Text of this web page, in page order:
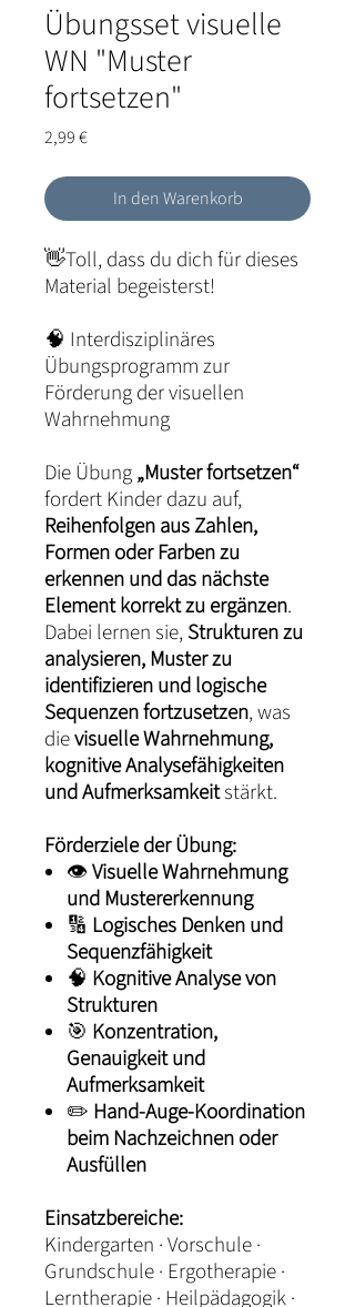
Übungsset visuelle
WN "Muster
fortsetzen"
2,99 €Preis
In den Warenkorb
👋Toll, dass du dich für dieses
Material begeisterst!
🧠 Interdisziplinäres
Übungsprogramm zur
Förderung der visuellen
Wahrnehmung
Die Übung„Muster fortsetzen“
fordert Kinder dazu auf,
Reihenfolgen aus Zahlen,
Formen oder Farben zu
erkennen und das nächste
Element korrekt zu ergänzen.
Dabei lernen sie, Strukturen zu
analysieren, Muster zu
identifizieren und logische
Sequenzen fortzusetzen, was
dievisuelle Wahrnehmung,
kognitive Analysefähigkeiten
und Aufmerksamkeitstärkt.
Förderziele der Übung:
👁️Visuelle Wahrnehmung
und Mustererkennung
🔢 Logisches Denken und
Sequenzfähigkeit
🧠 Kognitive Analyse von
Strukturen
🎯 Konzentration,
Genauigkeit und
Aufmerksamkeit
✏️ Hand-Auge-Koordination
beim Nachzeichnen oder
Ausfüllen
Einsatzbereiche:
Kindergarten · Vorschule ·
Grundschule · Ergotherapie ·
Lerntherapie · Heilpädagogik ·